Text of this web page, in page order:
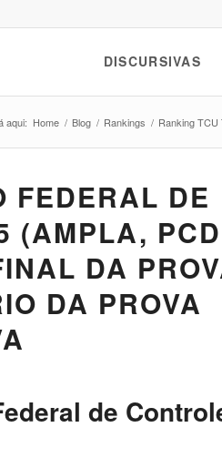
DISCURSIVAS
aqui: Home / Blog / Rankings / Ranking TCU
FEDERAL DE
(AMPLA,
DA
DA PROVA
de